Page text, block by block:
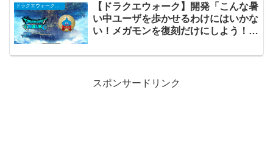
【ドラクエウォーク】開発「こんな暑
い中ユーザを歩かせるわけにはいかな
い！メガモンを復刻だけにしよう！ヨ
スポンサードリンク